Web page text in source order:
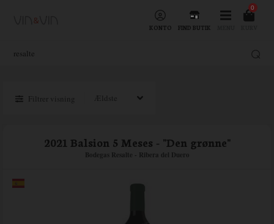
KONTO FIND BUTIK
0
Filtrer visning
2021 Balsion 5 Meses - "Den grønne"
Bodegas Resalte - Ribera del Duero